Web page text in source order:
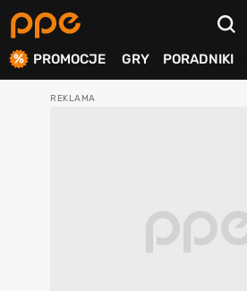
PROMOCJE GRY PORADNIKI